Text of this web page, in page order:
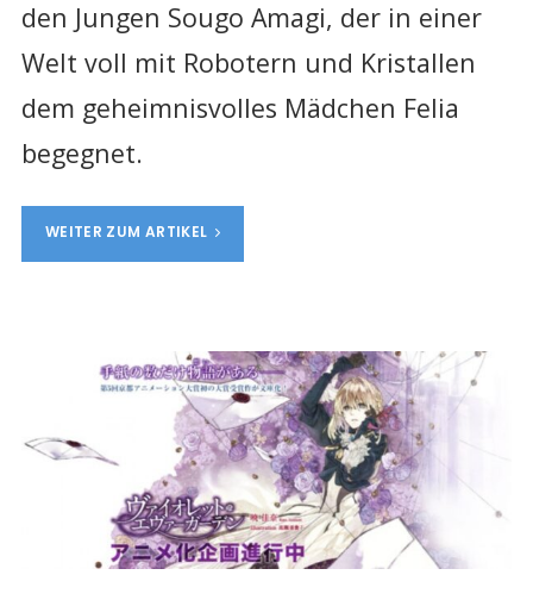
den Jungen Sougo Amagi, der in einer
Welt voll mit Robotern und Kristallen
dem geheimnisvolles Mädchen Felia
begegnet.
WEITER ZUM ARTIKEL